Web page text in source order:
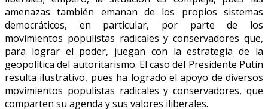
amenazas también emanan de los propios sistemas
democráticos, en particular, por parte de los
movimientos populistas radicales y conservadores que,
para lograr el poder, juegan con la estrategia de la
geopolítica del autoritarismo. El caso del Presidente Putin
resulta ilustrativo, pues ha logrado el apoyo de diversos
movimientos populistas radicales y conservadores, que
comparten su agenda y sus valores iliberales.